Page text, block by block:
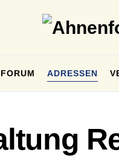
FORUM ADRESSEN